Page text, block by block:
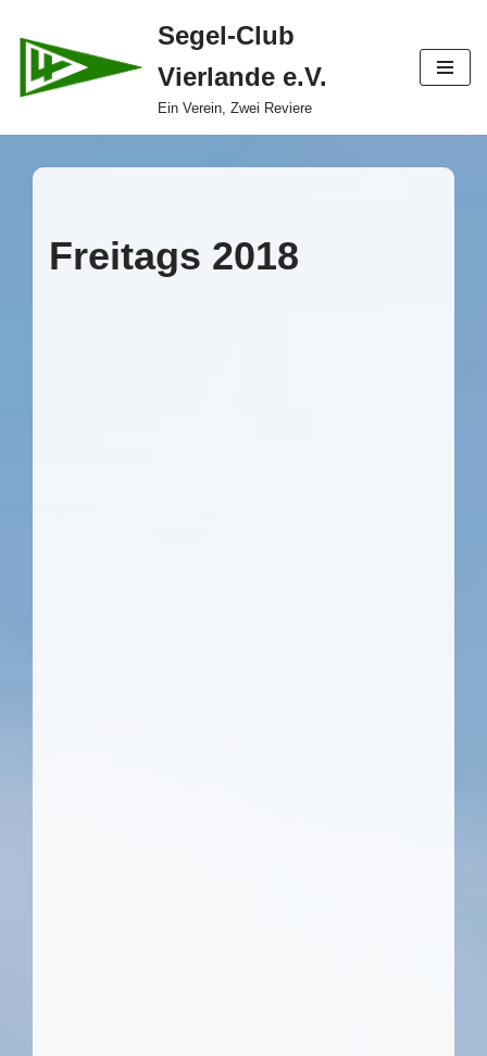
Zum
Inhalt
Segel-Club
Vierlande e.V.
Ein Verein, Zwei Reviere
Freitags 2018